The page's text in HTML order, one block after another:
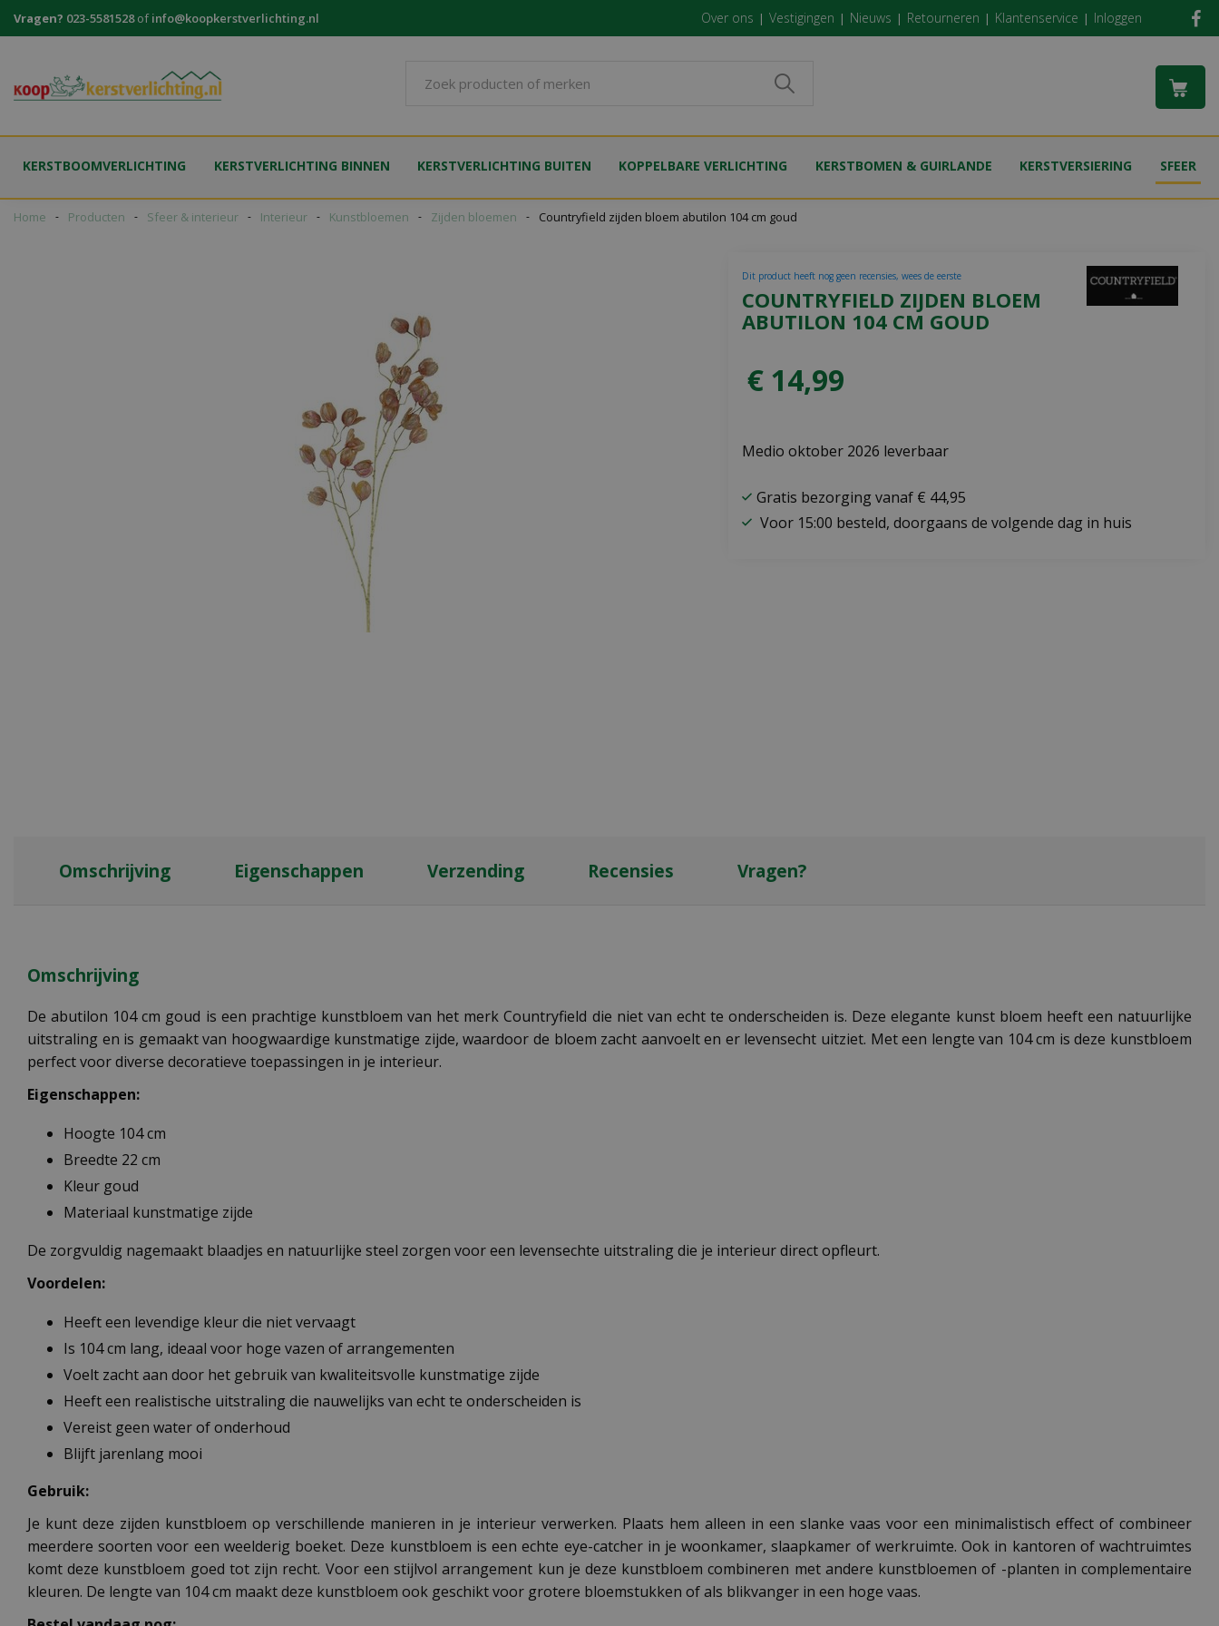
naar
Home Producten Sfeer & interieur Interieur Kunstbloemen Zijden bloemen Countryfield zijden bloem abutilon 104 cm goud
Vragen? 023-5581528ofinfo@koopkerstverlichting.nl Over ons Vestigingen Nieuws Retourneren Klantenservice Inloggen
KERSTBOOMVERLICHTING KERSTVERLICHTING BINNEN KERSTVERLICHTING BUITEN KOPPELBARE VERLICHTING KERSTBOMEN & GUIRLANDE KERSTVERSIERING SFEER
COUNTRYFIELD ZIJDEN BLOEM
ABUTILON 104 CM GOUD
Dit product heeft nog geen recensies, wees de eerste
€ 14,99
Medio oktober 2026 leverbaar
Gratis bezorging vanaf € 44,95
Voor 15:00 besteld, doorgaans de volgende dag in huis
Omschrijving Eigenschappen Verzending Recensies Vragen?
Omschrijving
De abutilon 104 cm goud is een prachtige kunstbloem van het merk Countryfield die niet van echt te onderscheiden is. Deze elegante kunst bloem heeft een natuurlijke
uitstraling en is gemaakt van hoogwaardige kunstmatige zijde, waardoor de bloem zacht aanvoelt en er levensecht uitziet. Met een lengte van 104 cm is deze kunstbloem
perfect voor diverse decoratieve toepassingen in je interieur.
Eigenschappen:
Hoogte 104 cm
Breedte 22 cm
Kleur goud
Materiaal kunstmatige zijde
De zorgvuldig nagemaakt blaadjes en natuurlijke steel zorgen voor een levensechte uitstraling die je interieur direct opfleurt.
Voordelen:
Heeft een levendige kleur die niet vervaagt
Is 104 cm lang, ideaal voor hoge vazen of arrangementen
Voelt zacht aan door het gebruik van kwaliteitsvolle kunstmatige zijde
Heeft een realistische uitstraling die nauwelijks van echt te onderscheiden is
Vereist geen water of onderhoud
Blijft jarenlang mooi
Gebruik:
Je kunt deze zijden kunstbloem op verschillende manieren in je interieur verwerken. Plaats hem alleen in een slanke vaas voor een minimalistisch effect of combineer
meerdere soorten voor een weelderig boeket. Deze kunstbloem is een echte eye-catcher in je woonkamer, slaapkamer of werkruimte. Ook in kantoren of wachtruimtes
komt deze kunstbloem goed tot zijn recht. Voor een stijlvol arrangement kun je deze kunstbloem combineren met andere kunstbloemen of -planten in complementaire
kleuren. De lengte van 104 cm maakt deze kunstbloem ook geschikt voor grotere bloemstukken of als blikvanger in een hoge vaas.